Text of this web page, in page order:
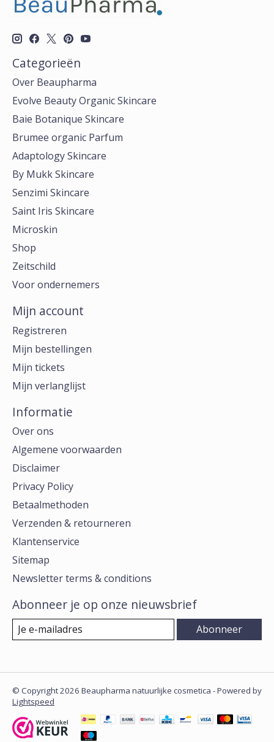
Categorieën
Over Beaupharma
Evolve Beauty Organic Skincare
Baie Botanique Skincare
Brumee organic Parfum
Adaptology Skincare
By Mukk Skincare
Senzimi Skincare
Saint Iris Skincare
Microskin
Shop
Zeitschild
Voor ondernemers
Mijn account
Registreren
Mijn bestellingen
Mijn tickets
Mijn verlanglijst
Informatie
Over ons
Algemene voorwaarden
Disclaimer
Privacy Policy
Betaalmethoden
Verzenden & retourneren
Klantenservice
Sitemap
Newsletter terms & conditions
Abonneer je op onze nieuwsbrief
Abonneer
© Copyright 2026 Beaupharma natuurlijke cosmetica - Powered by
Lightspeed